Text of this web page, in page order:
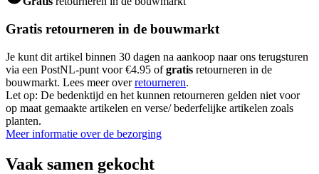
Gratis retourneren in de bouwmarkt
Je kunt dit artikel binnen 30 dagen na aankoop naar ons terugsturen
via een PostNL-punt voor €4.95 ofgratis retourneren in de
bouwmarkt. Lees meer overretourneren.
Let op: De bedenktijd en het kunnen retourneren gelden niet voor
op maat gemaakte artikelen en verse/ bederfelijke artikelen zoals
planten.
Meer informatie over de bezorging
Vaak samen gekocht